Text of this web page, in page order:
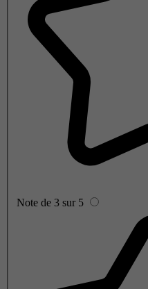
Note de 3 sur 5